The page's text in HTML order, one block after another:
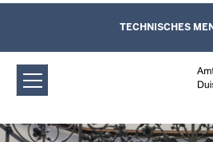
Amtsgericht Duisburg-
Sitzungstermine
Direkt zum Inhalt
Leichte Sprache,
und Kontaktformular
TECHNISCHES